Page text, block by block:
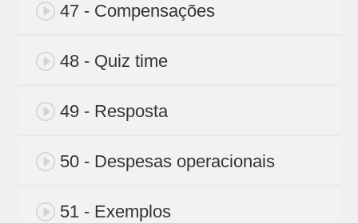
47 - Compensações
48 - Quiz time
49 - Resposta
50 - Despesas operacionais
51 - Exemplos